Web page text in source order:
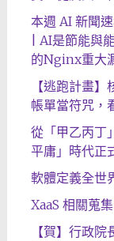
本週 AI 新聞
| AI是節能與
的Nginx重大
【逃跑計畫
帳單當符咒，
從「甲乙丙丁
平庸」時代正
軟體定義全世
XaaS 相關蒐集
【賀】行政